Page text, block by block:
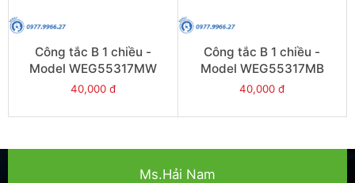
Công tắc B 1 chiều -
Model WEG55317MW
40,000 đ
Công tắc B 1 chiều -
Model WEG55317MB
40,000 đ
Ms.Hải Nam